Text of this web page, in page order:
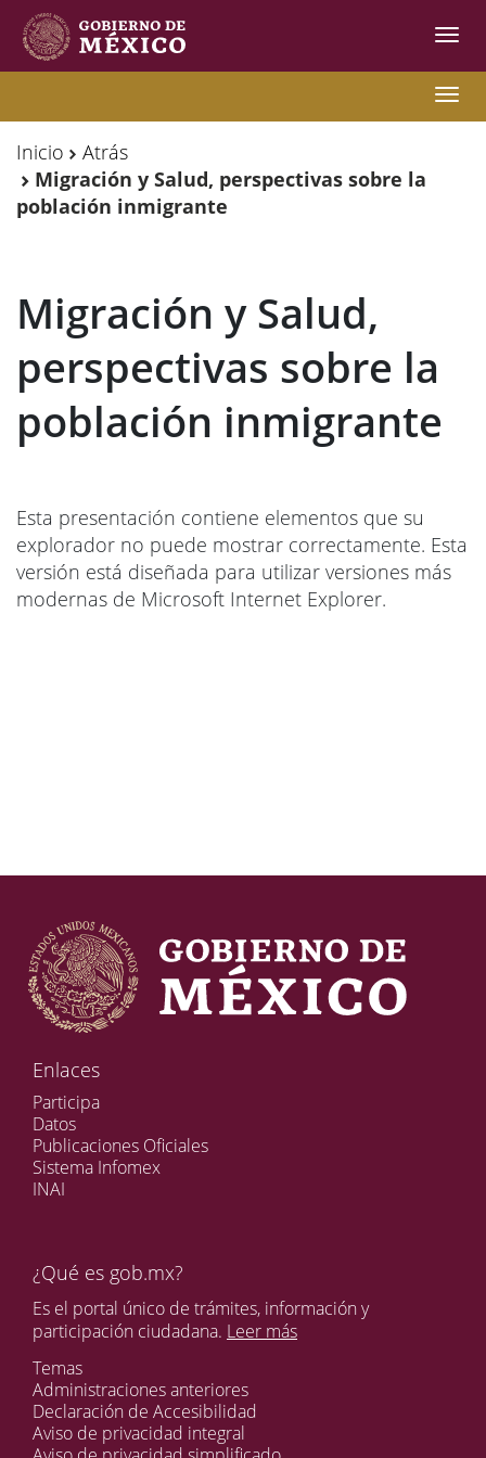
de
Migración
Internacional
Movilidades
Humanas
de
Migración
Internacional
Movilidades
Humanas
Inicio
Atrás
Migración y Salud, perspectivas sobre la
población inmigrante
Migración y Salud,
perspectivas sobre la
población inmigrante
Esta presentación contiene elementos que su
explorador no puede mostrar correctamente. Esta
versión está diseñada para utilizar versiones más
modernas de Microsoft Internet Explorer.
Enlaces
Participa
Datos
Publicaciones Oficiales
Sistema Infomex
INAI
¿Qué es gob.mx?
Es el portal único de trámites, información y
participación ciudadana. Leer más
Temas
Administraciones anteriores
Declaración de Accesibilidad
Aviso de privacidad integral